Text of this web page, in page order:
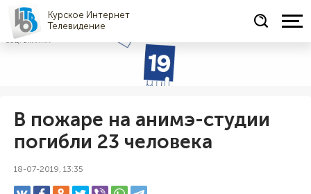
Курское Интернет
Телевидение
СОЦРЕКЛАМА
В пожаре на анимэ-студии
погибли 23 человека
18-07-2019, 13:35